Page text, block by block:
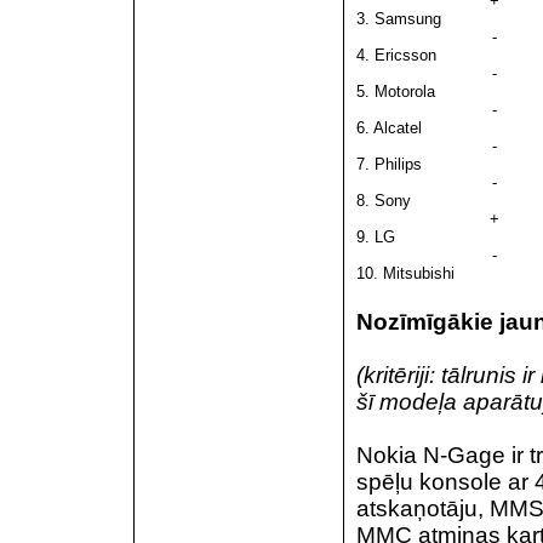
3. Samsung
4. Ericsson
-
5. Motorola
-
6. Alcatel
-
7. Philips
-
8. Sony
-
9. LG
+
10. Mitsubishi
-
Nozīmīgākie
(kritēriji: tālrunis
šī modeļa
Nokia N-Gage ir
spēļu konsole ar
atskaņotāju,
MMC atmiņas